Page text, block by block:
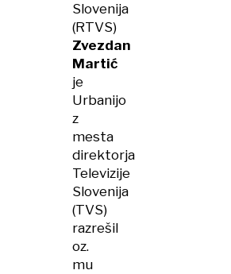
Slovenija
(RTVS)
Zvezdan
Martić
je
Urbanijo
z
mesta
direktorja
Televizije
Slovenija
(TVS)
razrešil
oz.
mu